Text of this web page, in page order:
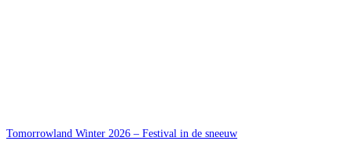
Tomorrowland Winter 2026 – Festival in de sneeuw